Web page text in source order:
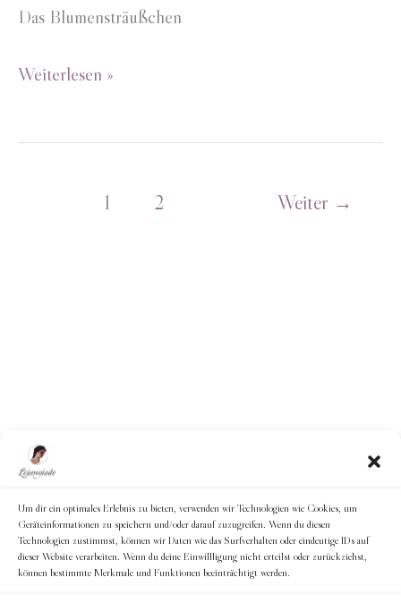
Um dir ein optimales Erlebnis zu bieten, verwenden wir Technologien wie Cookies, um
Geräteinformationen zu speichern und/oder darauf zuzugreifen. Wenn du diesen
Technologien zustimmst, können wir Daten wie das Surfverhalten oder eindeutige IDs auf
dieser Website verarbeiten. Wenn du deine Einwillligung nicht erteilst oder zurückziehst,
können bestimmte Merkmale und Funktionen beeinträchtigt werden.
Das Blumensträußchen
Filzmaus
Weiterlesen »
1 2 Weiter →